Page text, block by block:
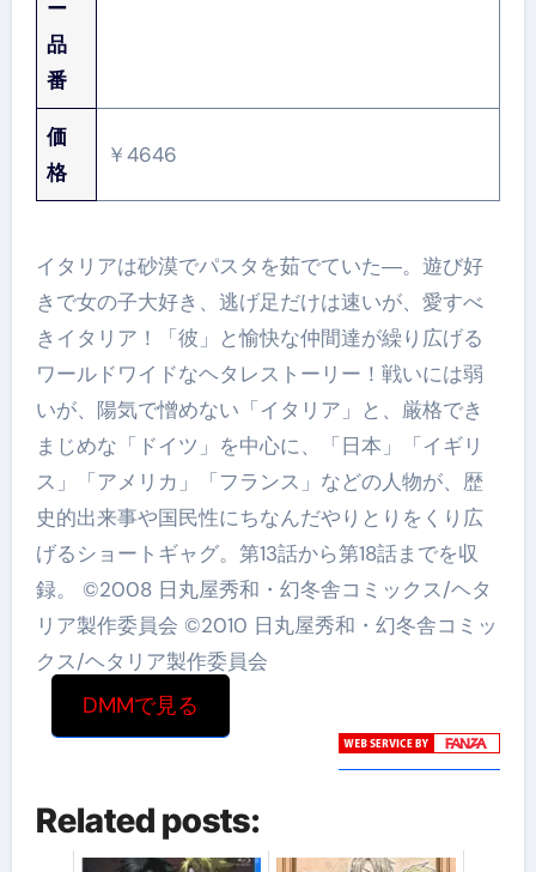
ー
品
番
価
格
￥4646
イタリアは砂漠でパスタを茹でていた―。遊び好
きで女の子大好き、逃げ足だけは速いが、愛すべ
きイタリア！「彼」と愉快な仲間達が繰り広げる
ワールドワイドなヘタレストーリー！戦いには弱
いが、陽気で憎めない「イタリア」と、厳格でき
まじめな「ドイツ」を中心に、「日本」「イギリ
ス」「アメリカ」「フランス」などの人物が、歴
史的出来事や国民性にちなんだやりとりをくり広
げるショートギャグ。第13話から第18話までを収
録。 ©2008 日丸屋秀和・幻冬舎コミックス/ヘタ
リア製作委員会 ©2010 日丸屋秀和・幻冬舎コミッ
クス/ヘタリア製作委員会
DMMで見る
Related posts: